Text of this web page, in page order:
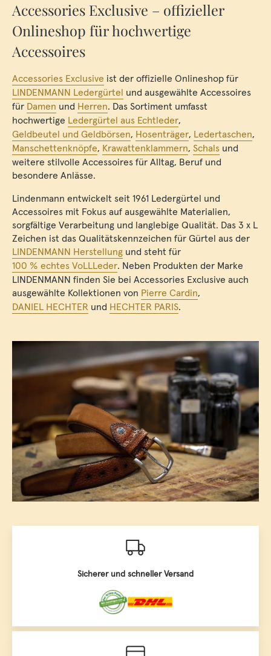
Accessories Exclusive – offizieller
Onlineshop für hochwertige
Accessoires
Accessories Exclusive ist der offizielle Onlineshop für
LINDENMANN Ledergürtel und ausgewählte Accessoires
für Damen und Herren. Das Sortiment umfasst
hochwertige Ledergürtel aus Echtleder,
Geldbeutel und Geldbörsen, Hosenträger, Ledertaschen,
Manschettenknöpfe, Krawattenklammern, Schals und
weitere stilvolle Accessoires für Alltag, Beruf und
besondere Anlässe.
Lindenmann entwickelt seit 1961 Ledergürtel und
Accessoires mit Fokus auf ausgewählte Materialien,
sorgfältige Verarbeitung und langlebige Qualität. Das 3 x L
Zeichen ist das Qualitätskennzeichen für Gürtel aus der
LINDENMANN Herstellung und steht für
100 % echtes VoLLLeder. Neben Produkten der Marke
LINDENMANN finden Sie bei Accessories Exclusive auch
ausgewählte Kollektionen von Pierre Cardin,
DANIEL HECHTER und HECHTER PARIS.
Sicherer und schneller Versand